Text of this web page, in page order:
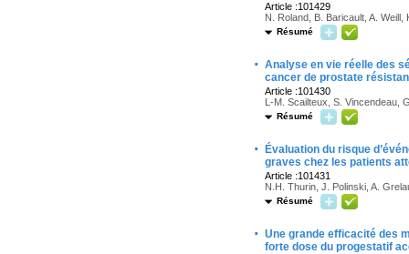
Article :101429
N. Roland, B. Baricault, A.
Résumé
· Analyse en vie réelle des
cancer de prostate
Article :101430
L-M. Scailteux, S. Vincendeau,
Résumé
·
Évaluation du risque
graves chez les patients
Article :101431
N.H. Thurin, J. Polinski, A.
Résumé
· Une grande efficacité des
forte dose du progestatif